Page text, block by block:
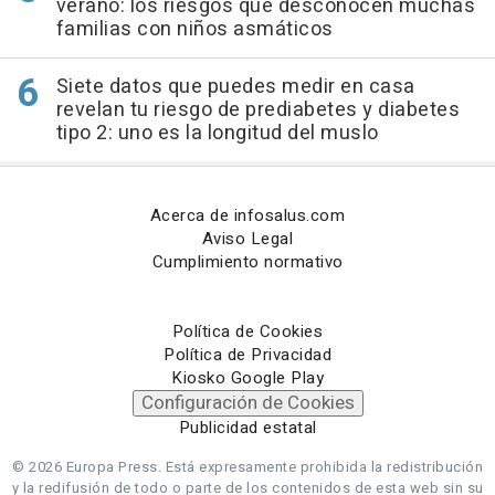
verano: los riesgos que desconocen muchas
familias con niños asmáticos
Siete datos que puedes medir en casa
revelan tu riesgo de prediabetes y diabetes
tipo 2: uno es la longitud del muslo
Acerca de infosalus.com
Aviso Legal
Cumplimiento normativo
Política de Cookies
Política de Privacidad
Kiosko Google Play
Configuración de Cookies
Publicidad estatal
© 2026 Europa Press. Está expresamente prohibida la redistribución
y la redifusión de todo o parte de los contenidos de esta web sin su